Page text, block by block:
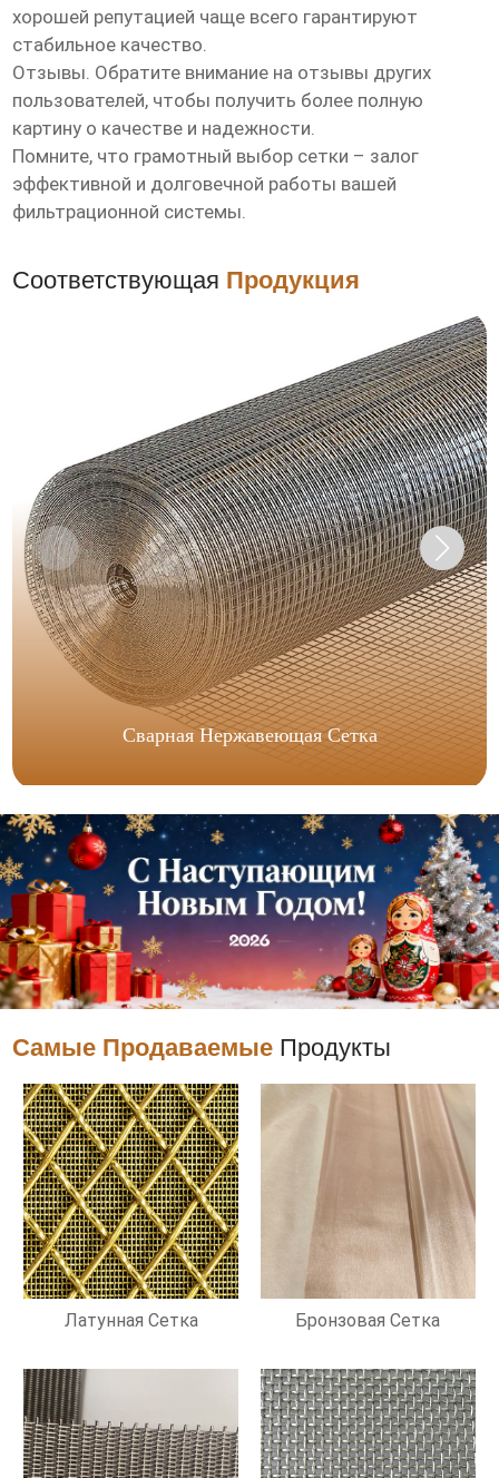
хорошей репутацией чаще всего гарантируют
стабильное качество.
Отзывы. Обратите внимание на отзывы других
пользователей, чтобы получить более полную
картину о качестве и надежности.
Помните, что грамотный выбор сетки – залог
эффективной и долговечной работы вашей
фильтрационной системы.
Соответствующая Продукция
Сварная Нержавеющая Сетка
Самые Продаваемые Продукты
Латунная Сетка Бронзовая Сетка